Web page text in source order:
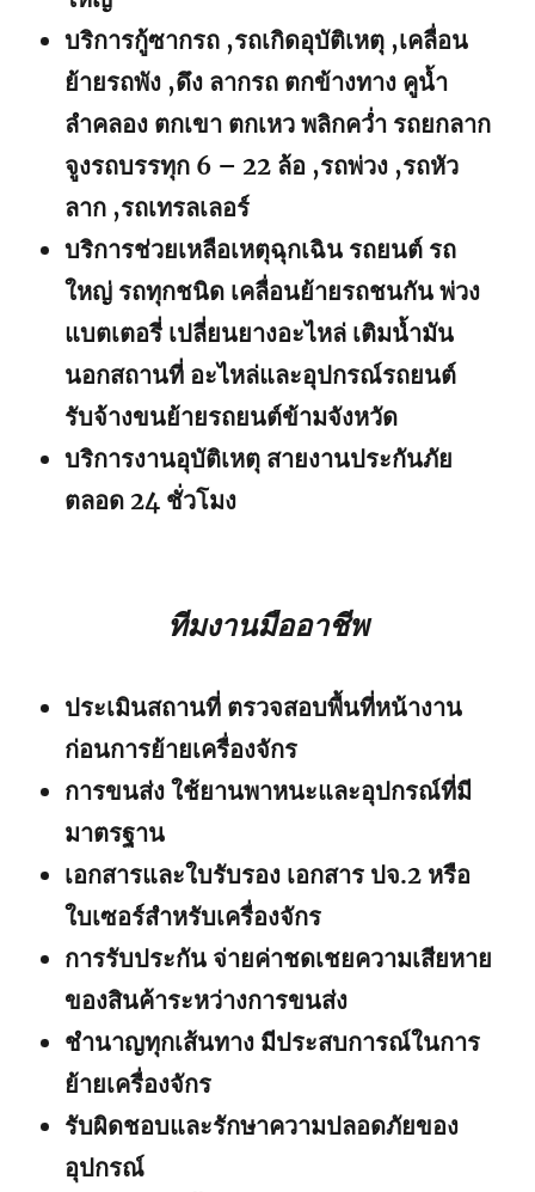
บริการกู้ซากรถ ,รถเกิดอุบัติเหตุ ,เคลื่อน
ย้ายรถพัง ,ดึง ลากรถ ตกข้างทาง คูน้ำ
ลำคลอง ตกเขา ตกเหว พลิกคว่ำ รถยกลาก
จูงรถบรรทุก 6 – 22 ล้อ ,รถพ่วง ,รถหัว
ลาก ,รถเทรลเลอร์
บริการช่วยเหลือเหตุฉุกเฉิน รถยนต์ รถ
ใหญ่ รถทุกชนิด เคลื่อนย้ายรถชนกัน พ่วง
แบตเตอรี่ เปลี่ยนยางอะไหล่ เติมน้ำมัน
นอกสถานที่ อะไหล่และอุปกรณ์รถยนต์
รับจ้างขนย้ายรถยนต์ข้ามจังหวัด
บริการงานอุบัติเหตุ สายงานประกันภัย
ตลอด 24 ชั่วโมง
ทีมงานมืออาชีพ
ประเมินสถานที่ ตรวจสอบพื้นที่หน้างาน
ก่อนการย้ายเครื่องจักร
การขนส่ง ใช้ยานพาหนะและอุปกรณ์ที่มี
มาตรฐาน
เอกสารและใบรับรอง เอกสาร ปจ.2 หรือ
ใบเซอร์สำหรับเครื่องจักร
การรับประกัน จ่ายค่าชดเชยความเสียหาย
ของสินค้าระหว่างการขนส่ง
ชำนาญทุกเส้นทาง มีประสบการณ์ในการ
ย้ายเครื่องจักร
รับผิดชอบและรักษาความปลอดภัยของ
อุปกรณ์